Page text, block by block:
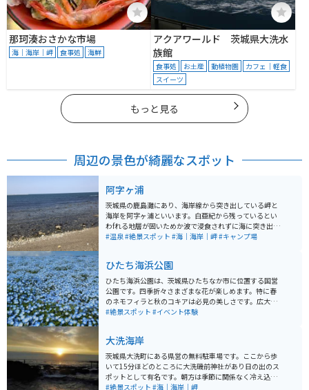
那珂湊おさかな市場
海｜海岸｜岬 食事処 海鮮
アクアワールド 茨城県大洗水
族館
食事処 お土産 動植物園
カフェ｜軽食
スイーツ
もっと見る
周辺の景色が綺麗なスポット
阿字ヶ浦
茨城県の鹿島灘にあり、海岸線から突き出している岬と
海岸を阿字ヶ浦といいます。白亜紀から残っているとい
わfれる地層が固いためか波で浸食されずに海に突き出て
います。海岸線に温泉あり、キャンプ場あり。なんとい
#温泉#絶景スポット #海｜海岸｜岬#キャンプ場
ひたち海浜公園
ひたち海浜公園は、茨城県ひたちなか市に位置する国営
公園です。四季折々さまざまな花が楽しめます。特に春
のネモフィラと秋のコキアは必見の美しさです。広大な
「みはらしの丘」一面に広がる約530万本の青いネモフ
ようです。 開園時間は9:30から17:00までとなっていま
す。公園内には花と緑、イベントの開催など、楽しみが
いっぱいのスポットが多数あります。1年を通して何かし
らの花が咲いているため、写真撮影などを目的に訪れる
のもアリです。園内には、鉄板などが用意されているバ
#絶景スポット #イベント体験
大洗海岸
茨城県大洗町にある県営の無料駐車場です。ここから歩
いて15分ほどのところに大洗磯前神社があり日の出のス
ポットとして有名です。朝方は季節に関係なく冷え込む
ので暖かい格好で行くのが望ましいです。近隣には大洗
#絶景スポット #海｜海岸｜岬